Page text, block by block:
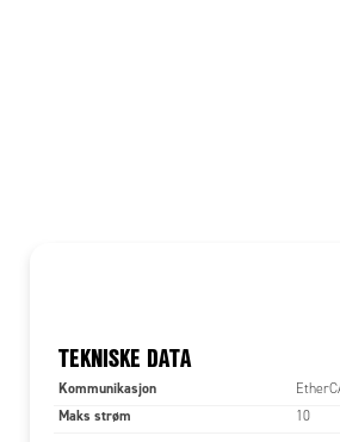
TEKNISKE DATA
Kommunikasjon
Maks strøm 10